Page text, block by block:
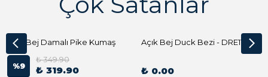
Açık Bej Damalı Pike Kumaş
%9
₺ 349.90
₺ 319.90
Açık Bej Duck Bezi - DRE1144 Kumaş Peçete
₺ 0.00